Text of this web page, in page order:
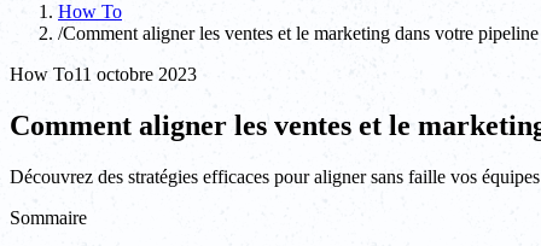
How To
/Comment aligner les ventes et le marketing dans votre pipeline
How To11 octobre 2023
Comment aligner les ventes et le
Découvrez des stratégies efficaces pour aligner sans faille vos
Sommaire